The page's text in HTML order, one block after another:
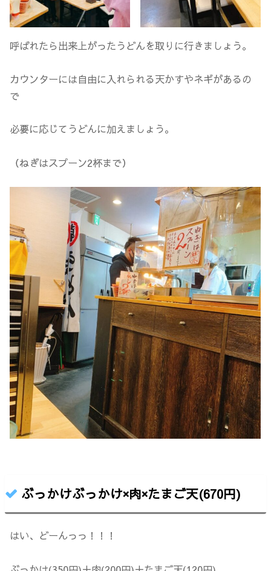
呼ばれたら出来上がったうどんを取りに行きましょう。
カウンターには自由に入れられる天かすやネギがあるの
で
必要に応じてうどんに加えましょう。
（ねぎはスプーン2杯まで）
ぶっかけぶっかけ×肉×たまご天(670円)
はい、どーんっっ！！！